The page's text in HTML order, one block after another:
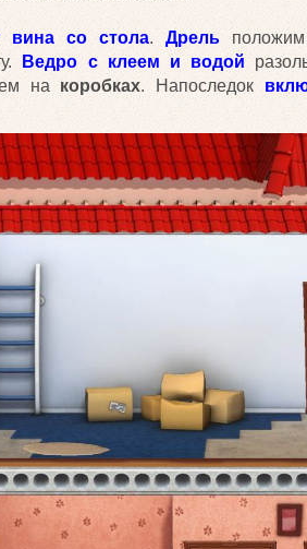
вина со стола. Дрель
Ведро с клеем и водой
на коробках. Напоследок